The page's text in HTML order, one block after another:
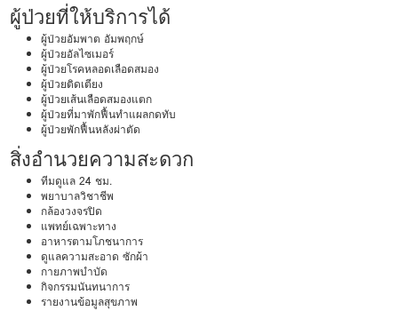
ผู้ป่วยที่ให้บริการได้
ผู้ป่วยอัมพาต อัมพฤกษ์
ผู้ป่วยอัลไซเมอร์
ผู้ป่วยโรคหลอดเลือดสมอง
ผู้ป่วยติดเตียง
ผู้ป่วยเส้นเลือดสมองแตก
ผู้ป่วยที่มาพักฟื้นทำแผลกดทับ
ผู้ป่วยพักฟื้นหลังผ่าตัด
สิ่งอำนวยความสะดวก
ทีมดูแล 24 ชม.
พยาบาลวิชาชีพ
กล้องวงจรปิด
แพทย์เฉพาะทาง
อาหารตามโภชนาการ
ดูแลความสะอาด ซักผ้า
กายภาพบำบัด
กิจกรรมนันทนาการ
รายงานข้อมูลสุขภาพ